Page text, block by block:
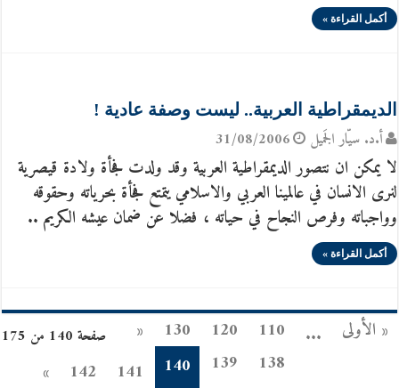
أكمل القراءة »
الديمقراطية العربية.. ليست وصفة عادية !
أ.د. سيّار الجَميل 31/08/2006
لا يمكن ان نتصور الديمقراطية العربية وقد ولدت فجأة ولادة قيصرية
لنرى الانسان في عالمينا العربي والاسلامي يتمتع فجأة بحرياته وحقوقه
وواجباته وفرص النجاح في حياته ، فضلا عن ضمان عيشه الكريم ..
أكمل القراءة »
صفحة 140 من 175 « الأولى ...
110
120
130
«
138
139
140
141
142
»